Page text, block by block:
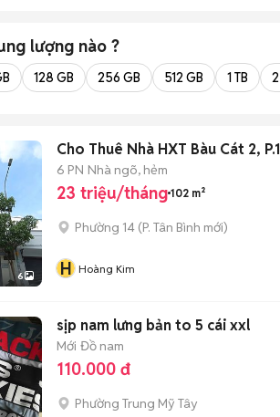
lượng nào ?
128 GB 256 GB 512 GB 1 TB
6
Cho Thuê Nhà HXT Bàu Cát 2,
6 PN Nhà ngõ, hẻm
23 triệu/tháng 102 m²
Phường 14 (P. Tân Bình mới)
H Hoàng Kim
sịp nam lưng bản to 5 cái xxl
Mới Đồ nam
110.000 đ
Phường Trung Mỹ Tây